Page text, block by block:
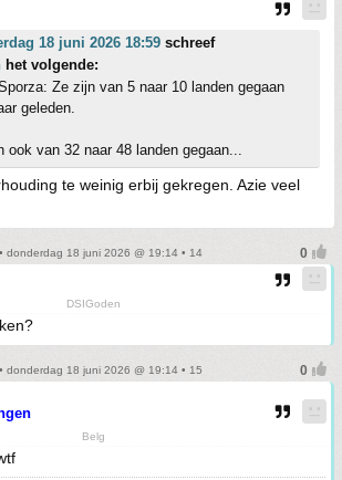
18 juni 2026 18:59 schreef
het volgende:
Ze zijn van 5 naar 10 landen gegaan
geleden.
ook van 32 naar 48 landen gegaan...
te weinig erbij gekregen. Azie veel
• donderdag 18 juni 2026 @ 19:14 • 14
DSIGoden
• donderdag 18 juni 2026 @ 19:14 • 15
Belg